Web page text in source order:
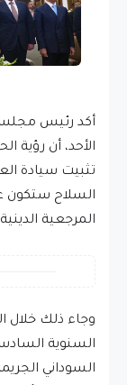
أكد رئيس مجلس
الأحد، أن رؤية
تثبيت سيادة
السلاح ستكون
المرجعية
وجاء ذلك خلال
السنوية
السوداني